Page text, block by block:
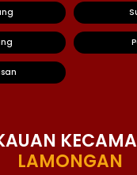
LAMONGAN